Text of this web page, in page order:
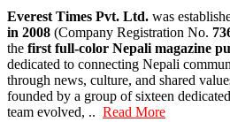
Everest Times Pvt. Ltd. was
in 2008 (Company Registration No.
the first full-color Nepali magazine
dedicated to connecting Nepali
through news, culture, and shared
founded by a group of sixteen
team evolved, .. Read More